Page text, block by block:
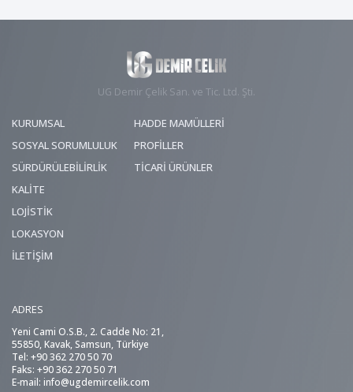
UG Demir Çelik San. ve Tic. Ltd. Şti.
KURUMSAL
SOSYAL SORUMLULUK
SÜRDÜRÜLEBİLİRLİK
HADDE MAMÜLLERİ
PROFİLLER
TİCARİ ÜRÜNLER
KALİTE
LOJİSTİK
LOKASYON
İLETİŞİM
ADRES
Yeni Cami O.S.B., 2. Cadde No: 21,
55850, Kavak, Samsun, Türkiye
Tel: +90 362 270 50 70
Faks: +90 362 270 50 71
E-mail: info@ugdemircelik.com